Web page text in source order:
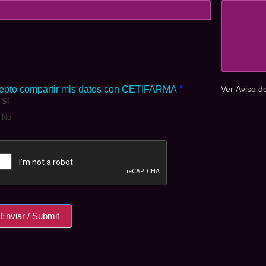
compartir mis datos con CETIFARMA *
Sí
No
Ver Aviso
Enviar / Submit